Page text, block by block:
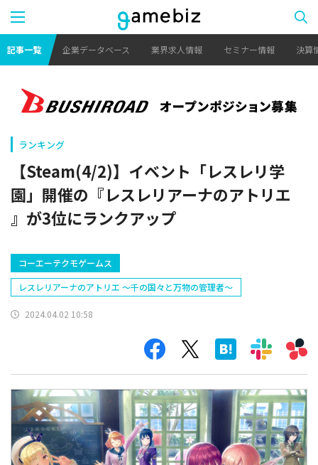
記事一覧 企業データベース 業界求人情報 セミナー情報 決算
ランキング
【Steam(4/2)】イベント「レスレリ学
園」開催の『レスレリアーナのアトリエ
』が3位にランクアップ
コーエーテクモゲームス
レスレリアーナのアトリエ ～千の国々と万物の管理者～
2024.04.02 10:58